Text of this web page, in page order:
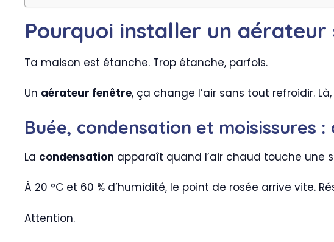
Pourquoi installer un
Ta maison est étanche. Trop étanche, parfois.
Un aérateur fenêtre, ça change l’air sans tout refroidir.
Buée, condensation et moisissures
La condensation apparaît quand l’air chaud touche une
À 20 °C et 60 % d’humidité, le point de rosée arrive vite.
Attention.